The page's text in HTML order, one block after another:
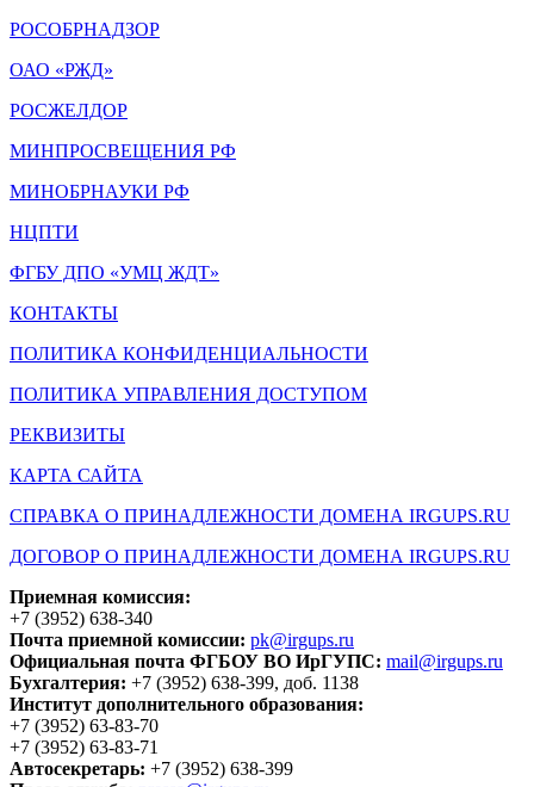
РОСОБРНАДЗОР
ОАО «РЖД»
РОСЖЕЛДОР
МИНПРОСВЕЩЕНИЯ РФ
МИНОБРНАУКИ РФ
НЦПТИ
ФГБУ ДПО «УМЦ ЖДТ»
КОНТАКТЫ
ПОЛИТИКА КОНФИДЕНЦИАЛЬНОСТИ
ПОЛИТИКА УПРАВЛЕНИЯ ДОСТУПОМ
РЕКВИЗИТЫ
КАРТА САЙТА
СПРАВКА О ПРИНАДЛЕЖНОСТИ ДОМЕНА IRGUPS.RU
ДОГОВОР О ПРИНАДЛЕЖНОСТИ ДОМЕНА IRGUPS.RU
Приемная комиссия:
+7 (3952) 638-340
Почта приемной комиссии: pk@irgups.ru
Официальная почта ФГБОУ ВО ИрГУПС: mail@irgups.ru
Бухгалтерия: +7 (3952) 638-399, доб. 1138
Институт дополнительного образования:
+7 (3952) 63-83-70
+7 (3952) 63-83-71
Автосекретарь: +7 (3952) 638-399